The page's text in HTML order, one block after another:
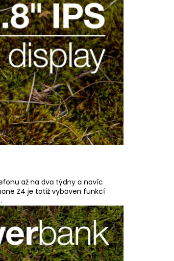
až na dva týdny a navíc
Z4 je totiž vybaven funkcí